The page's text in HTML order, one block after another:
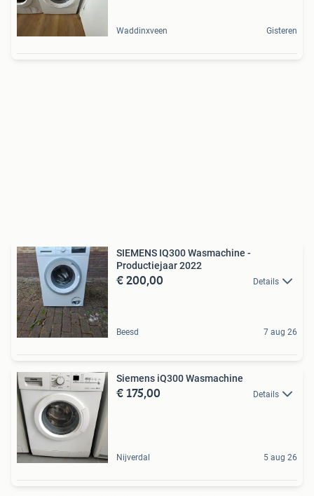
Waddinxveen Gisteren
SIEMENS IQ300 Wasmachine -
Productiejaar 2022
€ 200,00 Details
Beesd 7 aug 26
Siemens iQ300 Wasmachine
€ 175,00 Details
Nijverdal 5 aug 26